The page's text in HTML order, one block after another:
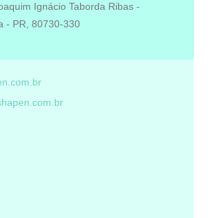
Ignácio Taborda Ribas -
- PR, 80730-330